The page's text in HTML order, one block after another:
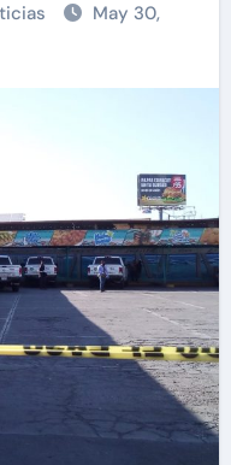
May 30,